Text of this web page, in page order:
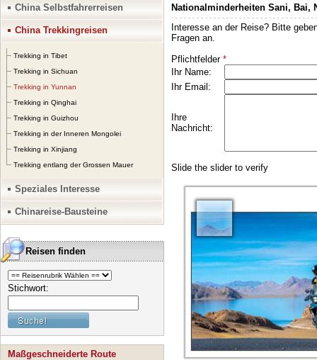
China Selbstfahrerreisen
China Trekkingreisen
Trekking in Tibet
Trekking in Sichuan
Trekking in Yunnan
Trekking in Qinghai
Trekking in Guizhou
Trekking in der Inneren Mongolei
Trekking in Xinjiang
Trekking entlang der Grossen Mauer
Speziales Interesse
Chinareise-Bausteine
Reisen finden
Stichwort:
Maßgeschneiderte Route
Nationalminderheiten Sani, Bai,